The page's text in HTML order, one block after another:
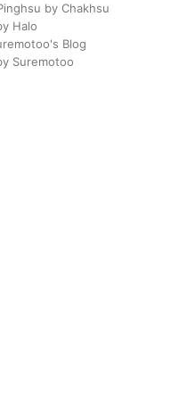
by Chakhsu
Halo
Blog
Suremotoo